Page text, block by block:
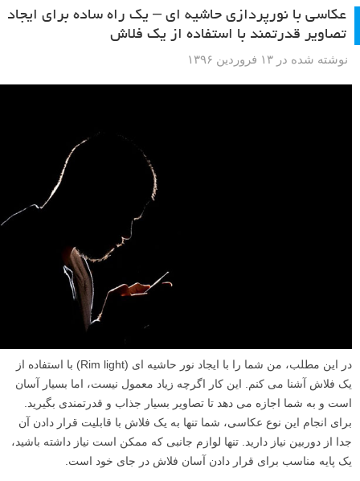
عکاسی با نورپردازی حاشیه ای – یک راه ساده برای ایجاد
تصاویر قدرتمند با استفاده از یک فلاش
نوشته شده در ۱۳ فروردین ۱۳۹۶
در این مطلب، من شما را با ایجاد نور حاشیه ای (Rim light) با استفاده از
یک فلاش آشنا می کنم. این کار اگرچه زیاد معمول نیست، اما بسیار آسان
است و به شما اجازه می دهد تا تصاویر بسیار جذاب و قدرتمندی بگیرید.
برای انجام این نوع عکاسی، شما تنها به یک فلاش با قابلیت قرار دادن آن
جدا از دوربین نیاز دارید. تنها لوازم جانبی که ممکن است نیاز داشته باشید،
یک پایه مناسب برای قرار دادن آسان فلاش در جای خود است.